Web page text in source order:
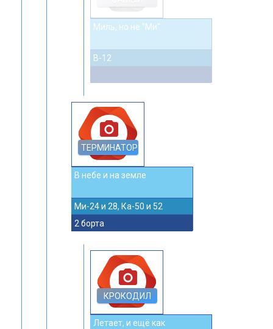
Миль, но не "Ми"
В-12
photo_camera
ТЕРМИНАТОР
В небе и на земле
Ми-24 и 28, Ка-50 и 52
2 борта
photo_camera
КРОКОДИЛ
Летает, и ещё как